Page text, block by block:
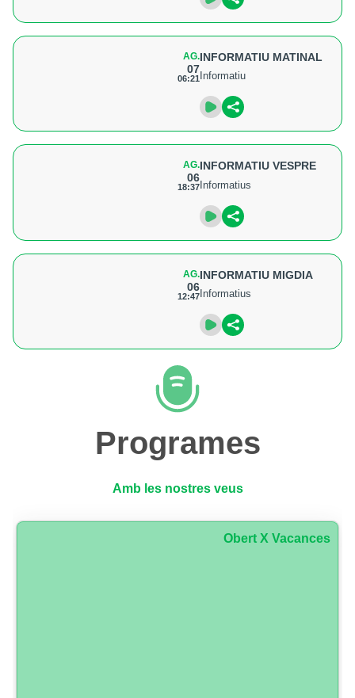
AG.
07
06:21
INFORMATIU MATINAL
Informatiu
AG.
06
18:37
INFORMATIU VESPRE
Informatius
AG.
06
12:47
INFORMATIU MIGDIA
Informatius
Programes
Amb les nostres veus
Obert X Vacances